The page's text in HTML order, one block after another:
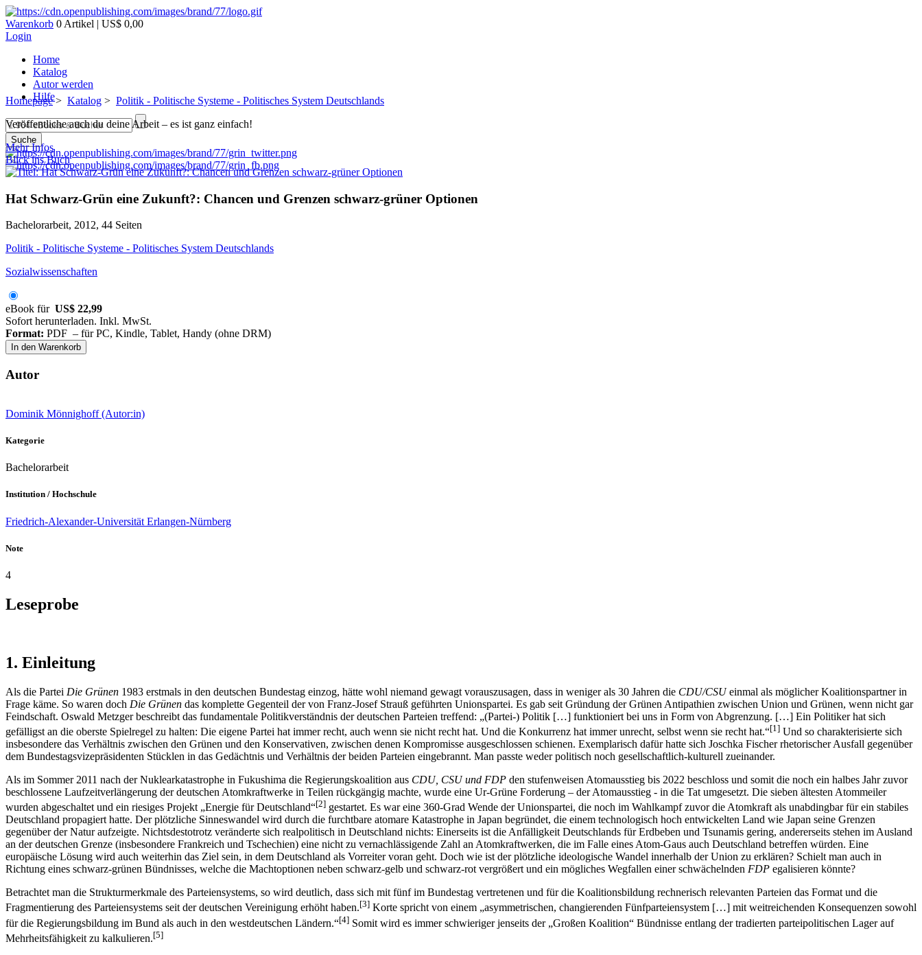
Warenkorb 0 Artikel | US$ 0,00
Login
Home
Katalog
Autor werden
Hilfe
Suche
Homepage> Katalog > Politik - Politische Systeme - Politisches System Deutschlands
Veröffentliche auch du deine Arbeit – es ist ganz einfach!
Mehr Infos
Blick ins Buch
Hat Schwarz-Grün eine Zukunft?: Chancen und Grenzen schwarz-grüner Optionen
Bachelorarbeit, 2012, 44 Seiten
Politik - Politische Systeme - Politisches System Deutschlands
Sozialwissenschaften
eBook für US$ 22,99
Sofort herunterladen. Inkl. MwSt.
Format: PDF – für PC, Kindle, Tablet, Handy (ohne DRM)
In den Warenkorb
Autor
Dominik Mönnighoff (Autor:in)
Kategorie
Bachelorarbeit
Institution / Hochschule
Friedrich-Alexander-Universität Erlangen-Nürnberg
Note
4
Leseprobe
1. Einleitung
Als die Partei Die Grünen 1983 erstmals in den deutschen Bundestag einzog, hätte wohl niemand gewagt vorauszusagen, dass in weniger als 30 Jahren die CDU/CSUeinmal als möglicher Koalitionspartner in
Frage käme. So waren doch Die Grünen das komplette Gegenteil der von Franz-Josef Strauß geführten Unionspartei. Es gab seit Gründung der Grünen Antipathien zwischen Union und Grünen, wenn nicht gar
Feindschaft. Oswald Metzger beschreibt das fundamentale Politikverständnis der deutschen Parteien treffend: „(Partei-) Politik […] funktioniert bei uns in Form von Abgrenzung. […] Ein Politiker hat sich
gefälligst an die oberste Spielregel zu halten: Die eigene Partei hat immer recht, auch wenn sie nicht recht hat. Und die Konkurrenz hat immer unrecht, selbst wenn sie recht hat.“[1] Und so charakterisierte sich
insbesondere das Verhältnis zwischen den Grünen und den Konservativen, zwischen denen Kompromisse ausgeschlossen schienen. Exemplarisch dafür hatte sich Joschka Fischer rhetorischer Ausfall gegenüber
dem Bundestagsvizepräsidenten Stücklen in das Gedächtnis und Verhältnis der beiden Parteien eingebrannt. Man passte weder politisch noch gesellschaftlich-kulturell zueinander.
Als im Sommer 2011 nach der Nuklearkatastrophe in Fukushima die Regierungskoalition aus CDU, CSU und FDP den stufenweisen Atomausstieg bis 2022 beschloss und somit die noch ein halbes Jahr zuvor
beschlossene Laufzeitverlängerung der deutschen Atomkraftwerke in Teilen rückgängig machte, wurde eine Ur-Grüne Forderung – der Atomausstieg - in die Tat umgesetzt. Die sieben ältesten Atommeiler
wurden abgeschaltet und ein riesiges Projekt „Energie für Deutschland“[2] gestartet. Es war eine 360-Grad Wende der Unionspartei, die noch im Wahlkampf zuvor die Atomkraft als unabdingbar für ein stabiles
Deutschland propagiert hatte. Der plötzliche Sinneswandel wird durch die furchtbare atomare Katastrophe in Japan begründet, die einem technologisch hoch entwickelten Land wie Japan seine Grenzen
gegenüber der Natur aufzeigte. Nichtsdestotrotz veränderte sich realpolitisch in Deutschland nichts: Einerseits ist die Anfälligkeit Deutschlands für Erdbeben und Tsunamis gering, andererseits stehen im Ausland
an der deutschen Grenze (insbesondere Frankreich und Tschechien) eine nicht zu vernachlässigende Zahl an Atomkraftwerken, die im Falle eines Atom-Gaus auch Deutschland betreffen würden. Eine
europäische Lösung wird auch weiterhin das Ziel sein, in dem Deutschland als Vorreiter voran geht. Doch wie ist der plötzliche ideologische Wandel innerhalb der Union zu erklären? Schielt man auch in
Richtung eines schwarz-grünen Bündnisses, welche die Machtoptionen neben schwarz-gelb und schwarz-rot vergrößert und ein mögliches Wegfallen einer schwächelnden FDP egalisieren könnte?
Betrachtet man die Strukturmerkmale des Parteiensystems, so wird deutlich, dass sich mit fünf im Bundestag vertretenen und für die Koalitionsbildung rechnerisch relevanten Parteien das Format und die
Fragmentierung des Parteiensystems seit der deutschen Vereinigung erhöht haben.[3] Korte spricht von einem „asymmetrischen, changierenden Fünfparteiensystem […] mit weitreichenden Konsequenzen sowohl
für die Regierungsbildung im Bund als auch in den westdeutschen Ländern.“[4] Somit wird es immer schwieriger jenseits der „Großen Koalition“ Bündnisse entlang der tradierten parteipolitischen Lager auf
Mehrheitsfähigkeit zu kalkulieren.[5]